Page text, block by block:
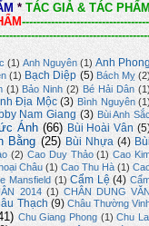
* TÁC GIẢ & TÁC
-----------------------------------
(1) Anh Nguyên (1) Anh
(1) Bạch Diệp (5) Bách Mỵ
(1) Bảo Ninh (2) Bé Hải Dân
Địa Mộc (3) Bình Nguyên
Nam Giang (3) Bùi Anh
Ánh (66) Bùi Hoài Vân
Bằng (25) Bùi Nhựa (4)
(2) Cao Duy Thảo (1) Cao
Châu (1) Cao Thu Hà (1)
Mansfield (1) Cẩm Lệ (4)
2014 (1) CHÂN DUNG
Thạch (9) Châu Thường
Chu Giang Phong (1) Chu